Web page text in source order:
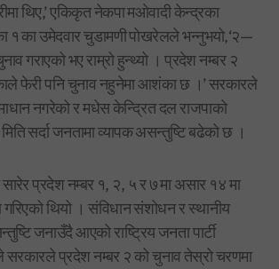
थिए,’ एकिकृत नेकपा मओवादी केन्द्रका
१ का उमेदवार चुडामणी पोखरेलले भन्नुभयो,‘२—
गराएको भए राम्रो हुन्थ्यो । प्रदेश नम्बर २
फेरी पनि चुनाव नहुनेमा आशंका छ ।’ सरकारले
नगरेको र मधेस केन्द्रित दल राजपाको
सर्दा जनतामा व्यापक असन्तुष्टि बढेको छ ।
प्रदेश नम्बर १, २, ५ र ७ मा असार १४ मा
गरिएको थियो । संविधान संशोधन र स्थानीय
जनाउँदै आएको राष्ट्रिय जनता पार्टी
सरकारले प्रदेश नम्बर २ को चुनाव तेस्रो चरणमा